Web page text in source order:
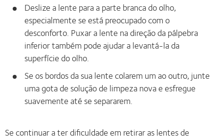
Deslize a lente para a parte branca do olho,
especialmente se está preocupado com o
desconforto. Puxar a lente na direção da pálpebra
inferior também pode ajudar a levantá-la da
superfície do olho.
Se os bordos da sua lente colarem um ao outro, junte
uma gota de solução de limpeza nova e esfregue
suavemente até se separarem.
Se continuar a ter dificuldade em retirar as lentes de